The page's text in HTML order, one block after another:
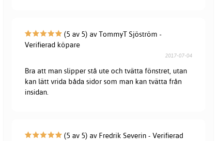
(5 av 5) av TommyT Sjöström -
Verifierad köpare
2017-07-04
Bra att man slipper stå ute och tvätta fönstret, utan
kan lätt vrida båda sidor som man kan tvätta från
insidan.
(5 av 5) av Fredrik Severin - Verifierad